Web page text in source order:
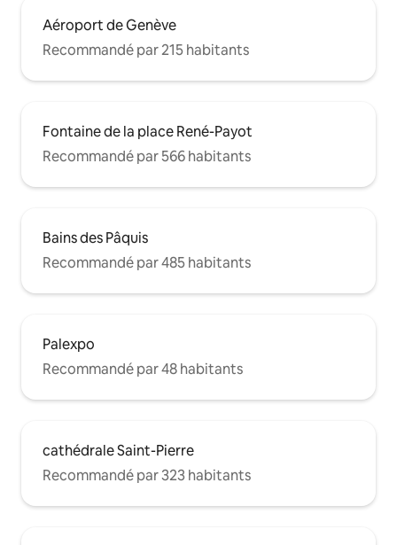
Aéroport de Genève
Recommandé par 215 habitants
Fontaine de la place René-Payot
Recommandé par 566 habitants
Bains des Pâquis
Recommandé par 485 habitants
Palexpo
Recommandé par 48 habitants
cathédrale Saint-Pierre
Recommandé par 323 habitants